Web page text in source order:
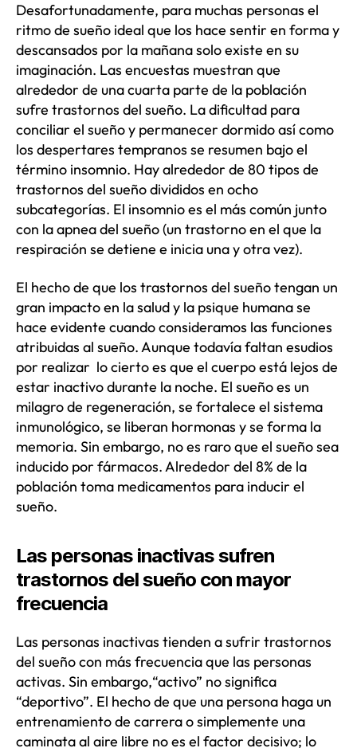
Desafortunadamente, para muchas personas el
ritmo de sueño ideal que los hace sentir en forma y
descansados ​​por la mañana solo existe en su
imaginación. Las encuestas muestran que
alrededor de una cuarta parte de la población
sufre trastornos del sueño. La dificultad para
conciliar el sueño y permanecer dormido así como
los despertares tempranos se resumen bajo el
término insomnio. Hay alrededor de 80 tipos de
trastornos del sueño divididos en ocho
subcategorías. El insomnio es el más común junto
con la apnea del sueño (un trastorno en el que la
respiración se detiene e inicia una y otra vez).
El hecho de que los trastornos del sueño tengan un
gran impacto en la salud y la psique humana se
hace evidente cuando consideramos las funciones
atribuidas al sueño. Aunque todavía faltan esudios
por realizar lo cierto es que el cuerpo está lejos de
estar inactivo durante la noche. El sueño es un
milagro de regeneración, se fortalece el sistema
inmunológico, se liberan hormonas y se forma la
memoria. Sin embargo, no es raro que el sueño sea
inducido por fármacos. Alrededor del 8% de la
población toma medicamentos para inducir el
sueño.
Las personas inactivas sufren
trastornos del sueño con mayor
frecuencia
Las personas inactivas tienden a sufrir trastornos
del sueño con más frecuencia que las personas
activas. Sin embargo,“activo” no significa
“deportivo”. El hecho de que una persona haga un
entrenamiento de carrera o simplemente una
caminata al aire libre no es el factor decisivo; lo